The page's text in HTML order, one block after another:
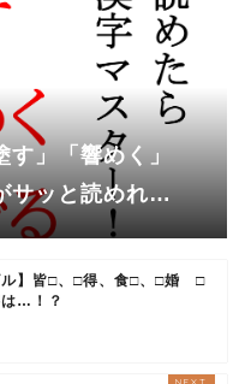
す」「響めく」
サッと読めれば
ル】皆□、□得、食□、□婚 □
は…！？